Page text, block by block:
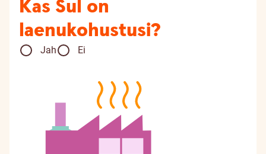
Kas Sul on
laenukohustusi?
Jah Ei